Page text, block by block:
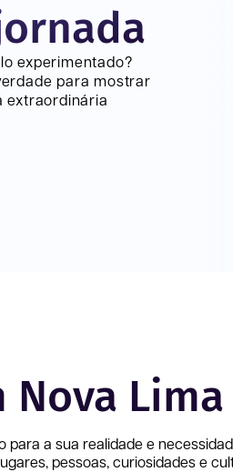
experimentado?
para mostrar
extraordinária
Nova
para a sua realidade e
pessoas, curiosidades e